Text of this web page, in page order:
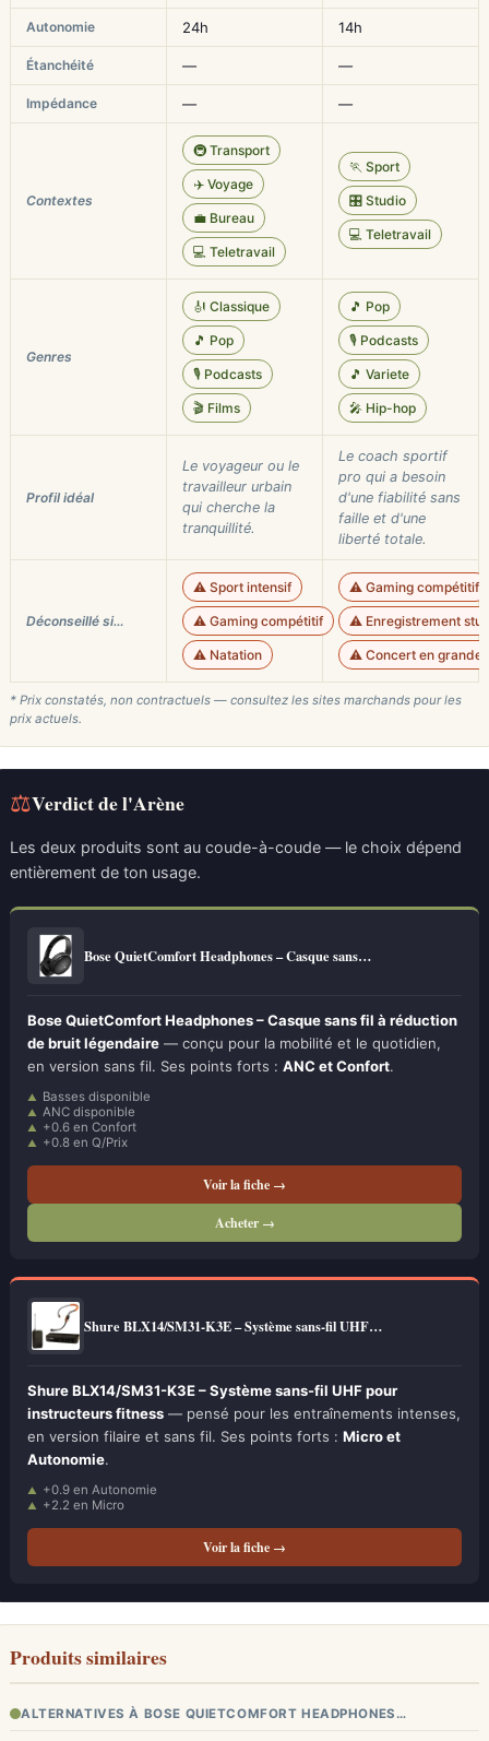
Autonomie 24h 14h
Étanchéité — —
Impédance — —
Contextes
🚇 Transport
✈️ Voyage
💼 Bureau
💻 Teletravail
🏃 Sport
🎛️ Studio
💻 Teletravail
Genres
🎻 Classique
🎵 Pop
🎙️ Podcasts
🎬 Films
🎵 Pop
🎙️ Podcasts
🎵 Variete
🎤 Hip-hop
Profil idéal
Le voyageur ou le
travailleur urbain
qui cherche la
tranquillité.
Le coach sportif
pro qui a besoin
d'une fiabilité sans
faille et d'une
liberté totale.
Déconseillé si…
⚠️ Sport intensif
⚠️ Gaming compétitif
⚠️ Natation
⚠️ Gaming compétitif
⚠️ Enregistrement
⚠️ Concert en grande
* Prix constatés, non contractuels — consultez les sites marchands pour les
prix actuels.
⚖Verdict de l'Arène
Les deux produits sont au coude-à-coude — le choix dépend
entièrement de ton usage.
Bose QuietComfort Headphones – Casque sans…
Bose QuietComfort Headphones – Casque sans fil à réduction
de bruit légendaire — conçu pour la mobilité et le quotidien,
en version sans fil. Ses points forts : ANC et Confort.
Basses disponible
ANC disponible
+0.6 en Confort
+0.8 en Q/Prix
Voir la fiche →
Acheter →
Shure BLX14/SM31-K3E – Système sans-fil UHF…
Shure BLX14/SM31-K3E – Système sans-fil UHF pour
instructeurs fitness — pensé pour les entraînements intenses,
en version filaire et sans fil. Ses points forts : Micro et
Autonomie.
+0.9 en Autonomie
+2.2 en Micro
Voir la fiche →
Produits similaires
ALTERNATIVES À BOSE QUIETCOMFORT HEADPHONES…